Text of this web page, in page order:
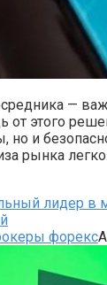
—
от этого
но и
рынка
лидер в
форекс